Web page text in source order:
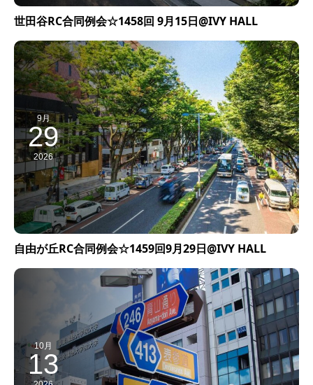
世田谷RC合同例会☆1458回 9月15日@IVY HALL
9月
29
2026
自由が丘RC合同例会☆1459回9月29日@IVY HALL
10月
13